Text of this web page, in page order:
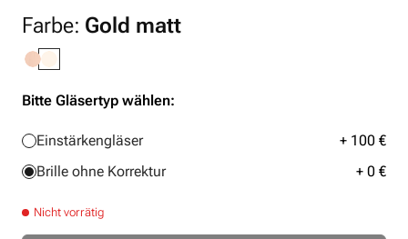
Farbe: Gold matt
Bitte Gläsertyp wählen:
Einstärkengläser
+ 100 €
Brille ohne Korrektur
+ 0 €
Nicht vorrätig